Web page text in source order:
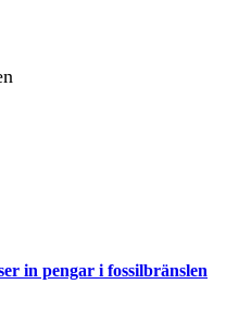
in pengar i fossilbränslen